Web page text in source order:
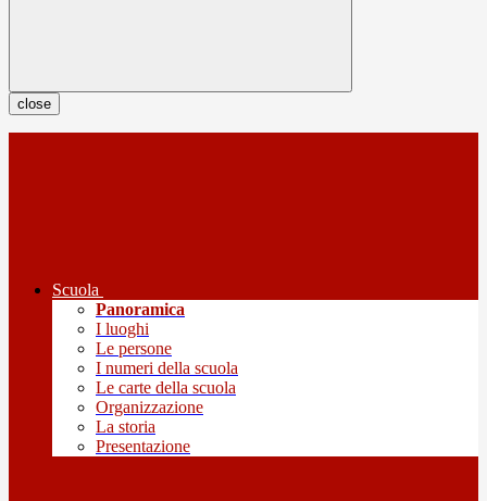
close
Scuola
Panoramica
I luoghi
Le persone
I numeri della scuola
Le carte della scuola
Organizzazione
La storia
Presentazione